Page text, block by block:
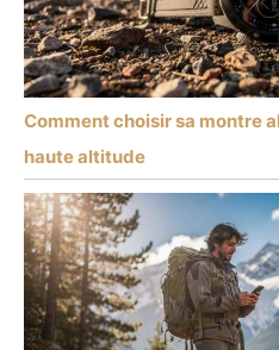
Comment choisir sa montre
haute altitude